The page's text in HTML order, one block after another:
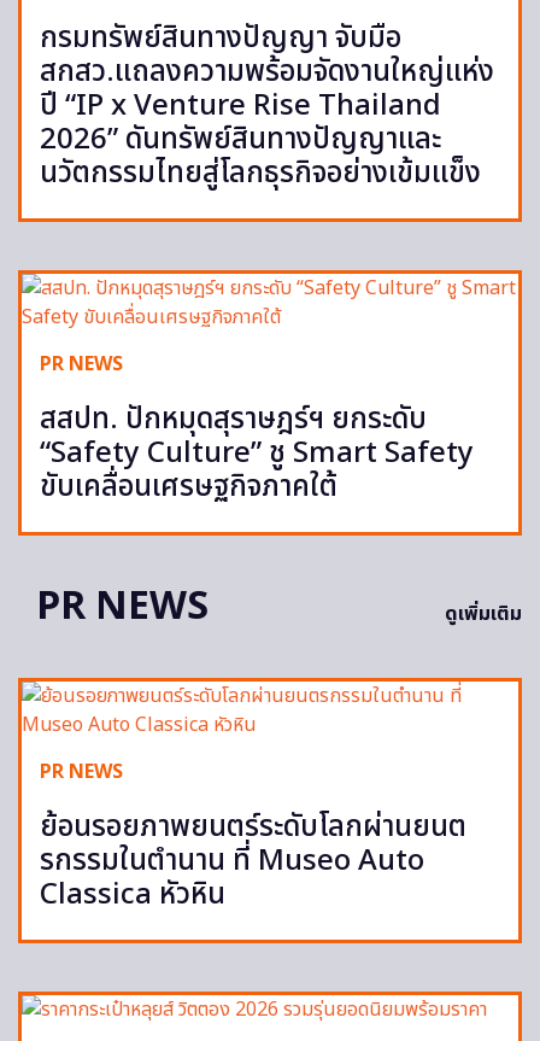
กรมทรัพย์สินทางปัญญา จับมือ
สกสว.แถลงความพร้อมจัดงานใหญ่แห่ง
ปี “IP x Venture Rise Thailand
2026” ดันทรัพย์สินทางปัญญาและ
นวัตกรรมไทยสู่โลกธุรกิจอย่างเข้มแข็ง
PR NEWS
สสปท. ปักหมุดสุราษฎร์ฯ ยกระดับ
“Safety Culture” ชู Smart Safety
ขับเคลื่อนเศรษฐกิจภาคใต้
PR NEWS ดูเพิ่มเติม
PR NEWS
ย้อนรอยภาพยนตร์ระดับโลกผ่านยนต
รกรรมในตำนาน ที่ Museo Auto
Classica หัวหิน